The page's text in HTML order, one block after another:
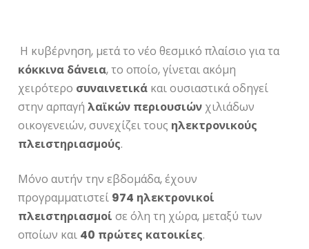
Η κυβέρνηση, μετά το νέο θεσμικό πλαίσιο για τα
κόκκινα δάνεια, το οποίο, γίνεται ακόμη
χειρότερο συναινετικά και ουσιαστικά οδηγεί
στην αρπαγήλαϊκών περιουσιών χιλιάδων
οικογενειών, συνεχίζει τους ηλεκτρονικούς
πλειστηριασμούς.
Μόνο αυτήν την εβδομάδα, έχουν
προγραμματιστεί 974 ηλεκτρονικοί
πλειστηριασμοί σε όλη τη χώρα, μεταξύ των
οποίων και 40 πρώτες κατοικίες.